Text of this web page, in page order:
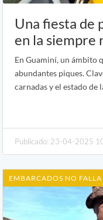
Una fiesta de
en la siempre
En Guaminí, un ámbito
abundantes piques.
carnadas y el estado de
Publicado: 23-04-2025
EMBARCADOS NO FALLA